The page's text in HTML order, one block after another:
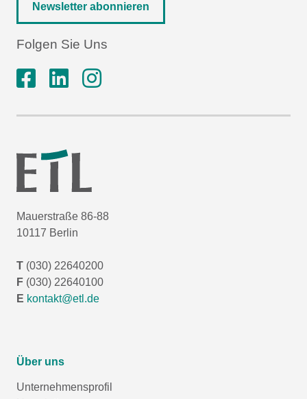
Newsletter abonnieren
Folgen Sie Uns
Mauerstraße 86-88
10117 Berlin
T (030) 22640200
F (030) 22640100
E kontakt@etl.de
Über uns
Unternehmensprofil